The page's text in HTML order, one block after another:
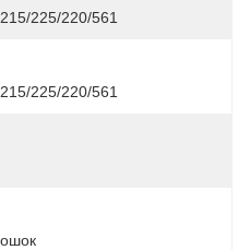
225/220/561
225/220/561